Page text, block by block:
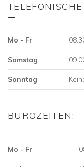
Mo - Fr
Samstag
Sonntag
BÜROZEITEN:
Mo - Fr